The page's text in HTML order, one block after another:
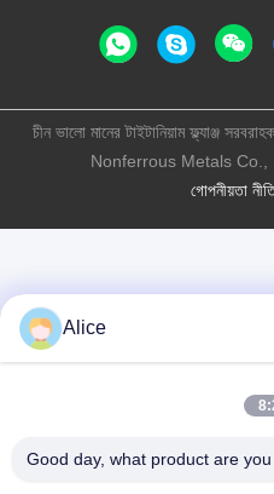
গোপনীয়তা
চীন ভালো মানের টাইটানিয়াম ফ্ল্যাঞ্জ
Nonferrous Metals Co.,
Alice
Good day, what product are